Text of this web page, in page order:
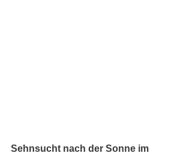
Sehnsucht nach der Sonne im